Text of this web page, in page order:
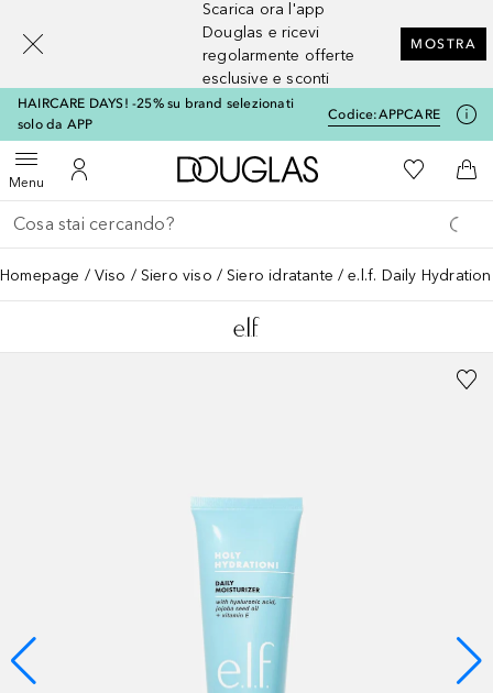
Scarica ora l'app
Douglas e ricevi
regolarmente offerte
esclusive e sconti
MOSTRA
HAIRCARE DAYS! -25% su brand selezionati
solo da APP
Codice:APPCARE
MenuApri menuAl Mio Account
A Douglas HomeAlla Mia
Al
Torna indietro
Esegui ricerca
Homepage Viso Siero viso Siero idratante e.l.f. Daily
[navigation.slideout.screenreader]